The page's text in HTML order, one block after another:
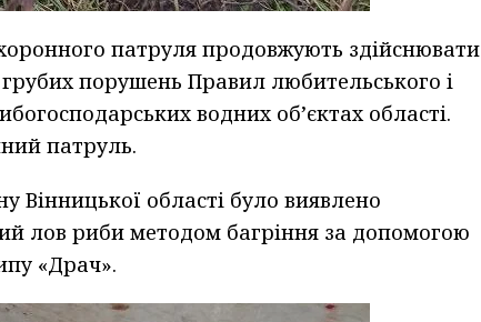
патруля продовжують здійснювати
порушень Правил любительського і
водних об’єктах області.
патруль.
Вінницької області було виявлено
лов риби методом багріння за допомогою
«Драч».